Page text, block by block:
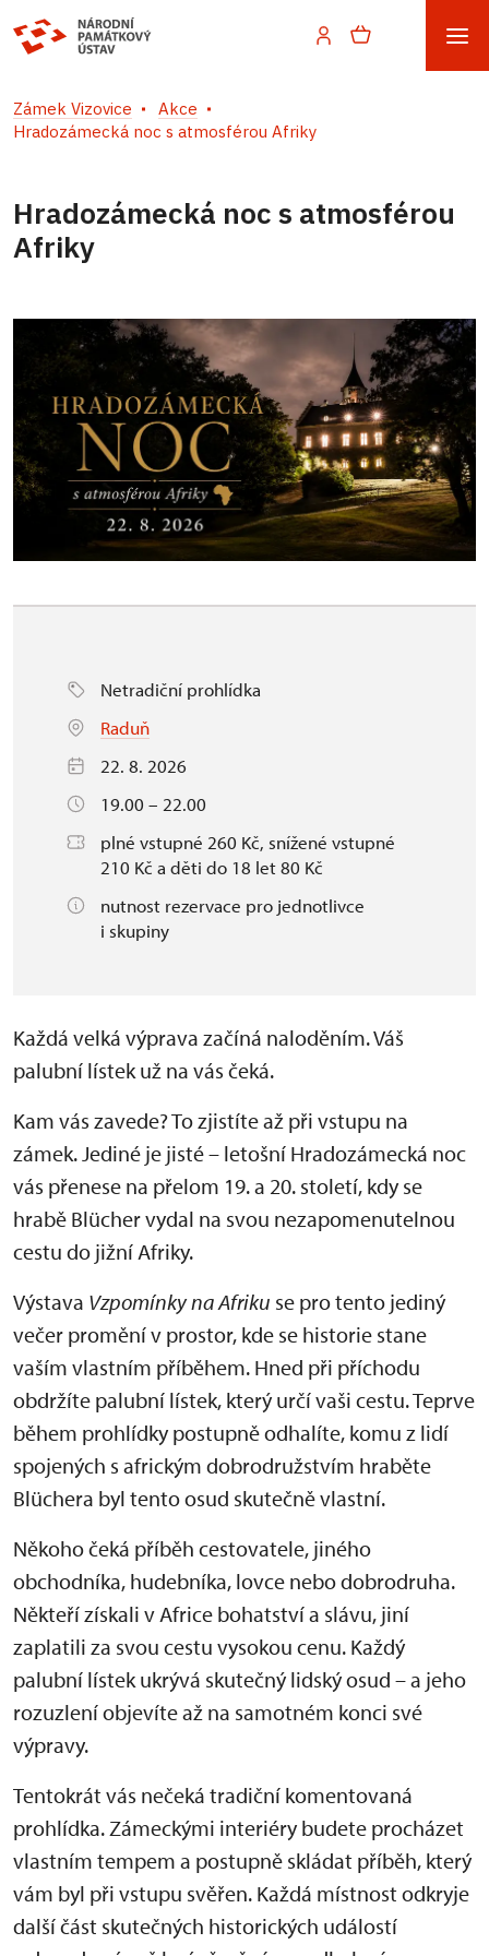
Zámek Vizovice
Akce
Hradozámecká noc s atmosférou Afriky
Hradozámecká noc s atmosférou
Afriky
Netradiční prohlídka
Raduň
22. 8. 2026
19.00 – 22.00
plné vstupné 260 Kč, snížené vstupné
210 Kč a děti do 18 let 80 Kč
nutnost rezervace pro jednotlivce
i skupiny
Každá velká výprava začíná naloděním. Váš
palubní lístek už na vás čeká.
Kam vás zavede? To zjistíte až při vstupu na
zámek. Jediné je jisté – letošní Hradozámecká noc
vás přenese na přelom 19. a 20. století, kdy se
hrabě Blücher vydal na svou nezapomenutelnou
cestu do jižní Afriky.
Výstava Vzpomínky na Afriku se pro tento jediný
večer promění v prostor, kde se historie stane
vaším vlastním příběhem. Hned při příchodu
obdržíte palubní lístek, který určí vaši cestu. Teprve
během prohlídky postupně odhalíte, komu z lidí
spojených s africkým dobrodružstvím hraběte
Blüchera byl tento osud skutečně vlastní.
Někoho čeká příběh cestovatele, jiného
obchodníka, hudebníka, lovce nebo dobrodruha.
Někteří získali v Africe bohatství a slávu, jiní
zaplatili za svou cestu vysokou cenu. Každý
palubní lístek ukrývá skutečný lidský osud – a jeho
rozuzlení objevíte až na samotném konci své
výpravy.
Tentokrát vás nečeká tradiční komentovaná
prohlídka. Zámeckými interiéry budete procházet
vlastním tempem a postupně skládat příběh, který
vám byl při vstupu svěřen. Každá místnost odkryje
další část skutečných historických událostí